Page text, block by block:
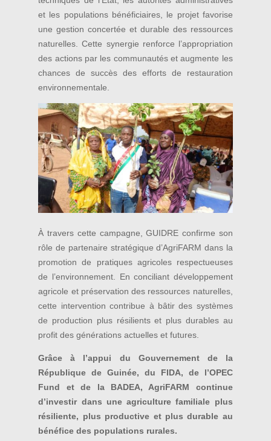
et les populations bénéficiaires, le projet favorise
une gestion concertée et durable des ressources
naturelles. Cette synergie renforce l’appropriation
des actions par les communautés et augmente les
chances de succès des efforts de restauration
environnementale.
À travers cette campagne, GUIDRE confirme son
rôle de partenaire stratégique d’AgriFARM dans la
promotion de pratiques agricoles respectueuses
de l’environnement. En conciliant développement
agricole et préservation des ressources naturelles,
cette intervention contribue à bâtir des systèmes
de production plus résilients et plus durables au
profit des générations actuelles et futures.
Grâce à l’appui du Gouvernement de la
République de Guinée, du FIDA, de l’OPEC
Fund et de la BADEA, AgriFARM continue
d’investir dans une agriculture familiale plus
résiliente, plus productive et plus durable au
bénéfice des populations rurales.